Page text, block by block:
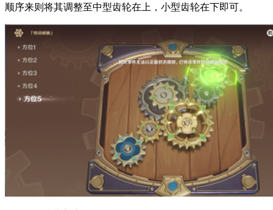
顺序来则将其调整至中型齿轮在上，小型齿轮在下即可。